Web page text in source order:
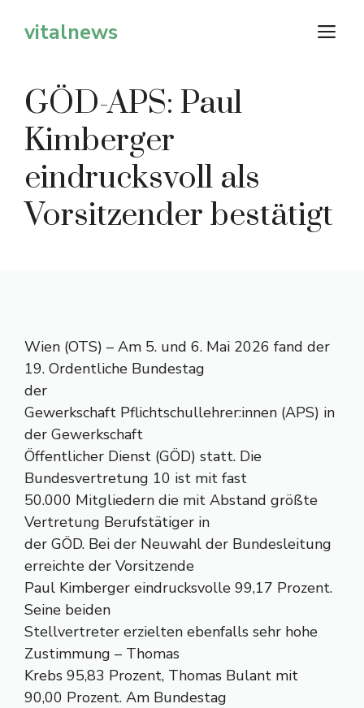
Inhaltvitalnews
GÖD-APS: Paul
Kimberger
eindrucksvoll als
Vorsitzender bestätigt
Wien (OTS) – Am 5. und 6. Mai 2026 fand der
19. Ordentliche Bundestag
der
Gewerkschaft Pflichtschullehrer:innen (APS) in
der Gewerkschaft
Öffentlicher Dienst (GÖD) statt. Die
Bundesvertretung 10 ist mit fast
50.000 Mitgliedern die mit Abstand größte
Vertretung Berufstätiger in
der GÖD. Bei der Neuwahl der Bundesleitung
erreichte der Vorsitzende
Paul Kimberger eindrucksvolle 99,17 Prozent.
Seine beiden
Stellvertreter erzielten ebenfalls sehr hohe
Zustimmung – Thomas
Krebs 95,83 Prozent, Thomas Bulant mit
90,00 Prozent. Am Bundestag